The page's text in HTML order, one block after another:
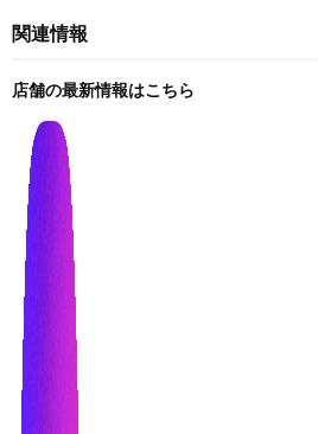
関連情報
店舗の最新情報はこちら